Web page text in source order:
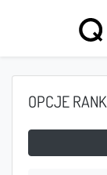
OPCJE